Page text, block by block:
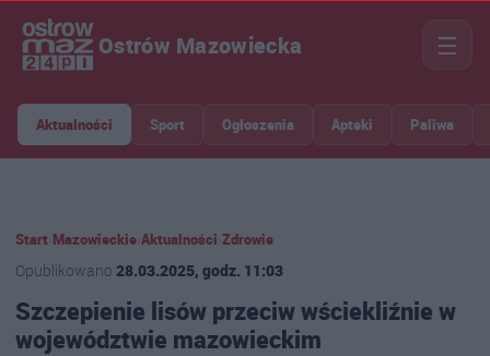
Ostrów Mazowiecka ☰
Aktualności Sport Ogłoszenia Apteki Paliwa
Start Mazowieckie Aktualności Zdrowie
Opublikowano 28.03.2025, godz. 11:03
Szczepienie lisów przeciw wściekliźnie w
województwie mazowieckim